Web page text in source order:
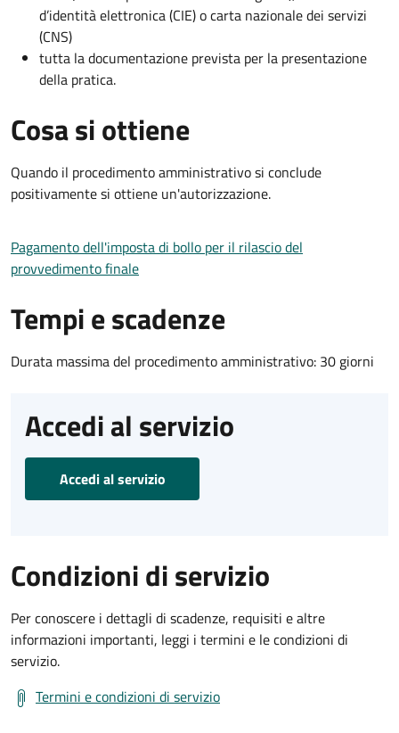
d’identità elettronica (CIE) o carta nazionale dei servizi
(CNS)
tutta la documentazione prevista per la presentazione
della pratica.
Cosa si ottiene
Quando il procedimento amministrativo si conclude
positivamente si ottiene un'autorizzazione.
Pagamento dell'imposta di bollo per il rilascio del
provvedimento finale
Tempi e scadenze
Durata massima del procedimento amministrativo: 30 giorni
Accedi al servizio
Accedi al servizio
Condizioni di servizio
Per conoscere i dettagli di scadenze, requisiti e altre
informazioni importanti, leggi i termini e le condizioni di
servizio.
Termini e condizioni di servizio